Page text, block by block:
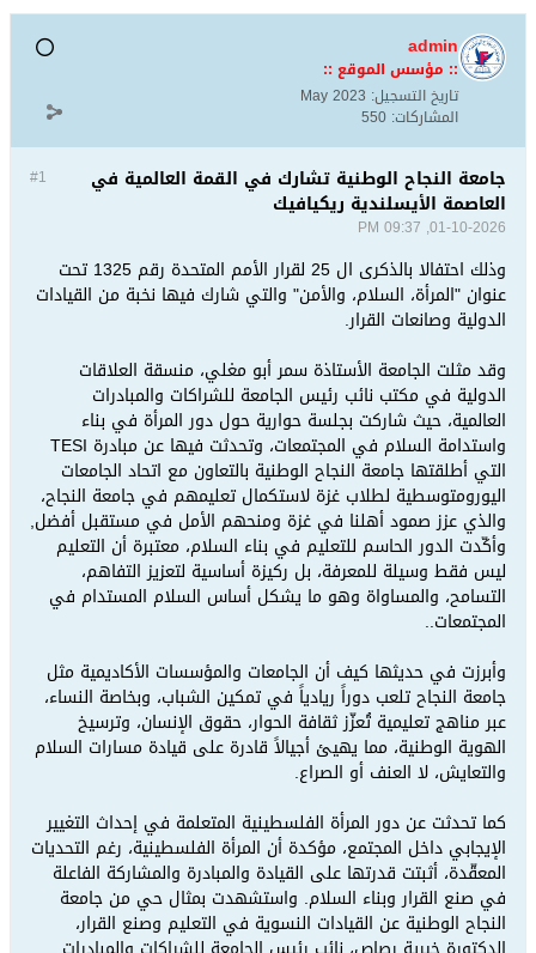
admin
:: مؤسس الموقع ::
تاريخ التسجيل: May 2023
المشاركات: 550
#1 جامعة النجاح الوطنية تشارك في القمة العالمية في
العاصمة الأيسلندية ريكيافيك
01-10-2026, 09:37 PM
وذلك احتفالا بالذكرى ال 25 لقرار الأمم المتحدة رقم 1325 تحت
عنوان "المرأة، السلام، والأمن" والتي شارك فيها نخبة من القيادات
الدولية وصانعات القرار.
وقد مثلت الجامعة الأستاذة سمر أبو مغلي، منسقة العلاقات
الدولية في مكتب نائب رئيس الجامعة للشراكات والمبادرات
العالمية، حيث شاركت بجلسة حوارية حول دور المرأة في بناء
واستدامة السلام في المجتمعات، وتحدثت فيها عن مبادرة TESI
التي أطلقتها جامعة النجاح الوطنية بالتعاون مع اتحاد الجامعات
اليورومتوسطية لطلاب غزة لاستكمال تعليمهم في جامعة النجاح،
والذي عزز صمود أهلنا في غزة ومنحهم الأمل في مستقبل أفضل,
وأكّدت الدور الحاسم للتعليم في بناء السلام، معتبرة أن التعليم
ليس فقط وسيلة للمعرفة، بل ركيزة أساسية لتعزيز التفاهم،
التسامح، والمساواة وهو ما يشكل أساس السلام المستدام في
المجتمعات..
وأبرزت في حديثها كيف أن الجامعات والمؤسسات الأكاديمية مثل
جامعة النجاح تلعب دوراً ريادياً في تمكين الشباب، وبخاصة النساء،
عبر مناهج تعليمية تُعزّز ثقافة الحوار، حقوق الإنسان، وترسيخ
الهوية الوطنية، مما يهيئ أجيالاً قادرة على قيادة مسارات السلام
والتعايش، لا العنف أو الصراع.
كما تحدثت عن دور المرأة الفلسطينية المتعلمة في إحداث التغيير
الإيجابي داخل المجتمع، مؤكدة أن المرأة الفلسطينية، رغم التحديات
المعقّدة، أثبتت قدرتها على القيادة والمبادرة والمشاركة الفاعلة
في صنع القرار وبناء السلام. واستشهدت بمثال حي من جامعة
النجاح الوطنية عن القيادات النسوية في التعليم وصنع القرار،